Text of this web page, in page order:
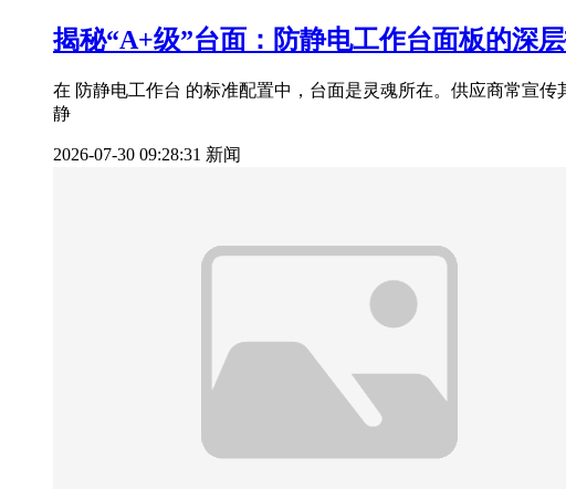
揭秘“A+级”台面：防静电工作台面板的深
在 防静电工作台 的标准配置中，台面是灵魂所在。供应商常宣
静
2026-07-30 09:28:31 新闻